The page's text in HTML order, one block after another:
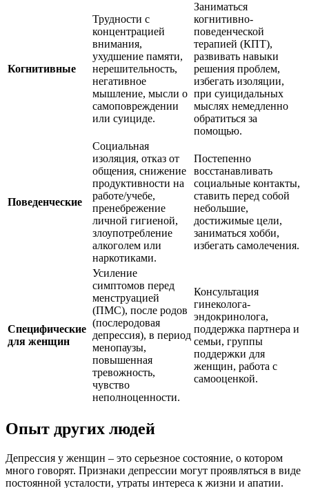
Когнитивные
Трудности с
концентрацией
внимания,
ухудшение памяти,
нерешительность,
негативное
мышление, мысли о
самоповреждении
или суициде.
Заниматься
когнитивно-
поведенческой
терапией (КПТ),
развивать навыки
решения проблем,
избегать изоляции,
при суицидальных
мыслях немедленно
обратиться за
помощью.
Поведенческие
Социальная
изоляция, отказ от
общения, снижение
продуктивности на
работе/учебе,
пренебрежение
личной гигиеной,
злоупотребление
алкоголем или
наркотиками.
Постепенно
восстанавливать
социальные контакты,
ставить перед собой
небольшие,
достижимые цели,
заниматься хобби,
избегать самолечения.
Специфические
для женщин
Усиление
симптомов перед
менструацией
(ПМС), после родов
(послеродовая
депрессия), в период
менопаузы,
повышенная
тревожность,
чувство
неполноценности.
Консультация
гинеколога-
эндокринолога,
поддержка партнера и
семьи, группы
поддержки для
женщин, работа с
самооценкой.
Опыт других людей
Депрессия у женщин – это серьезное состояние, о котором
много говорят. Признаки депрессии могут проявляться в виде
постоянной усталости, утраты интереса к жизни и апатии.